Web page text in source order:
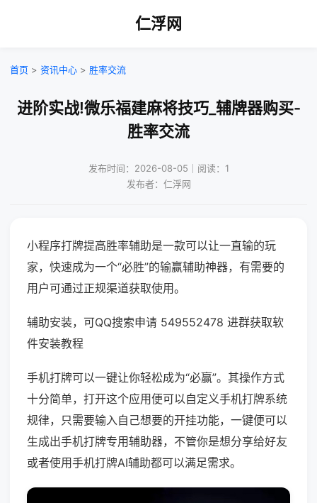
仁浮网
首页 > 资讯中心 > 胜率交流
进阶实战!微乐福建麻将技巧_辅牌器购买-
胜率交流
发布时间：2026-08-05｜阅读：1
发布者：仁浮网
小程序打牌提高胜率辅助是一款可以让一直输的玩
家，快速成为一个“必胜”的输赢辅助神器，有需要的
用户可通过正规渠道获取使用。
辅助安装，可QQ搜索申请 549552478 进群获取软
件安装教程
手机打牌可以一键让你轻松成为“必赢”。其操作方式
十分简单，打开这个应用便可以自定义手机打牌系统
规律，只需要输入自己想要的开挂功能，一键便可以
生成出手机打牌专用辅助器，不管你是想分享给好友
或者使用手机打牌AI辅助都可以满足需求。